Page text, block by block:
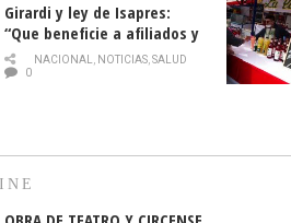
Girardi y ley de Isapres:
“Que beneficie a afiliados y
no legalice el abuso”
NACIONAL NOTICIAS SALUD
0